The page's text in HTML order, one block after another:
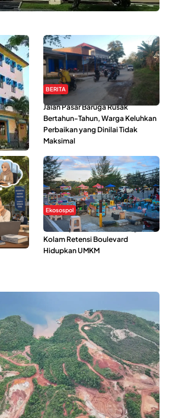
di UIN Kendari Dilaporkan ke Polda
Al-
BERITA
Jalan Pasar Baruga Rusak
Bertahun-Tahun, Warga Keluhkan
Perbaikan yang Dinilai Tidak
Maksimal
di
Ekosospol
Ramainya Aktivitas Olahraga di
Kolam Retensi Boulevard
Hidupkan UMKM